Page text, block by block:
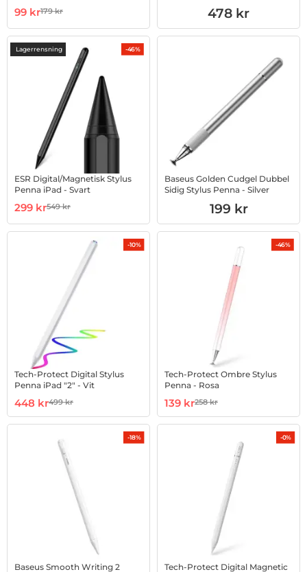
Art. nr 1002877086
rea pris
99 krtidigare pris
179 kr Art. nr 1002879746
478 kr
Lagerrensning -46%
ESR Digital/Magnetisk Stylus
Penna iPad - Svart
Art. nr 1002879747
rea pris
299 krtidigare pris
549 kr
Baseus Golden Cudgel Dubbel
Sidig Stylus Penna - Silver
Art. nr 1002889456
199 kr
-10%
Tech-Protect Digital Stylus
Penna iPad "2" - Vit
Art. nr 1002891501
rea pris
448 krtidigare pris
499 kr
-46%
Tech-Protect Ombre Stylus
Penna - Rosa
Art. nr 1002892856
rea pris
139 krtidigare pris
258 kr
-18%
Baseus Smooth Writing 2
-0%
Tech-Protect Digital Magnetic